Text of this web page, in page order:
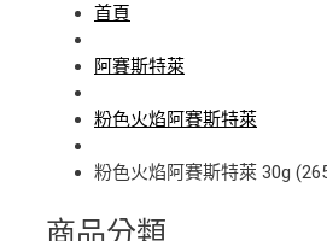
首頁
阿賽斯特萊
粉色火焰阿賽斯特萊
粉色火焰阿賽斯特萊 30g
商品分類